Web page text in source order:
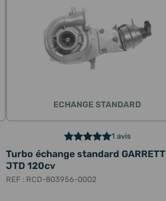
ECHANGE STANDARD
1 avis
Turbo échange standard
JTD 120cv
REF : RCD-803956-0002